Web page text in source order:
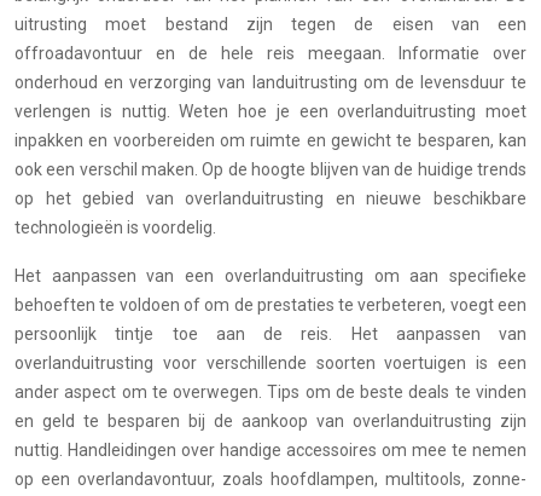
uitrusting moet bestand zijn tegen de eisen van een
offroadavontuur en de hele reis meegaan. Informatie over
onderhoud en verzorging van landuitrusting om de levensduur te
verlengen is nuttig. Weten hoe je een overlanduitrusting moet
inpakken en voorbereiden om ruimte en gewicht te besparen, kan
ook een verschil maken. Op de hoogte blijven van de huidige trends
op het gebied van overlanduitrusting en nieuwe beschikbare
technologieën is voordelig.
Het aanpassen van een overlanduitrusting om aan specifieke
behoeften te voldoen of om de prestaties te verbeteren, voegt een
persoonlijk tintje toe aan de reis. Het aanpassen van
overlanduitrusting voor verschillende soorten voertuigen is een
ander aspect om te overwegen. Tips om de beste deals te vinden
en geld te besparen bij de aankoop van overlanduitrusting zijn
nuttig. Handleidingen over handige accessoires om mee te nemen
op een overlandavontuur, zoals hoofdlampen, multitools, zonne-